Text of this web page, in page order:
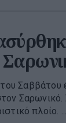
Σαββάτου
Σαρωνικό.
πλοίο. ...